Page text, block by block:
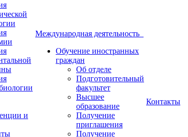
и
Международная деятельность
Обучение иностранных
граждан
Об отделе
Подготовительный
факультет
Высшее
образование
Получение
приглашения
Получение
Контакты